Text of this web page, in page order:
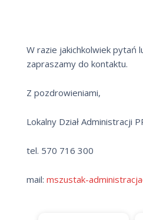
W razie jakichkolwiek pytań
zapraszamy do kontaktu.
Z pozdrowieniami,
Lokalny Dział Administracji
tel. 570 716 300
mail: mszustak-